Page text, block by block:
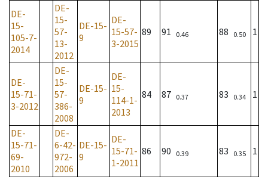
DE-
15-
105-7-
2014
DE-
15-
57-
13-
2012
DE-15-
9
DE-
15-57-
3-2015
89 91 0.46 88 0.50 1
DE-
15-71-
3-2012
DE-
15-
57-
386-
2008
DE-15-
9
DE-
15-
114-1-
2013
84 87 0.37 83 0.34 1
DE-
15-71-
69-
2010
DE-
6-42-
972-
2006
DE-15-
9
DE-
15-71-
1-2011
86 90 0.39 83 0.35 1